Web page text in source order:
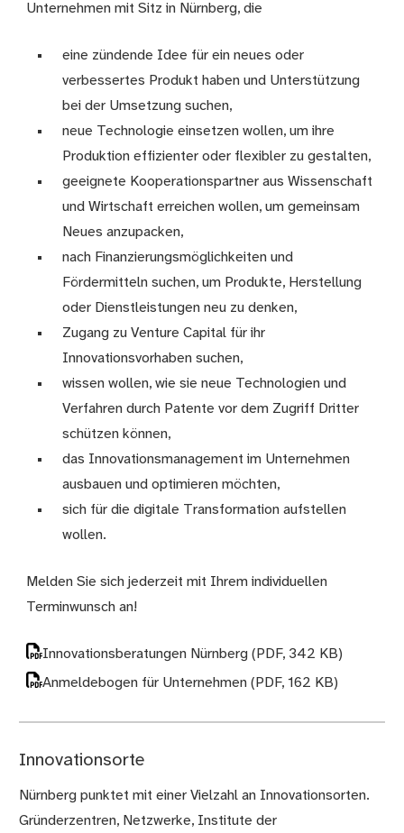
Unternehmen mit Sitz in Nürnberg, die
eine zündende Idee für ein neues oder
verbessertes Produkt haben und Unterstützung
bei der Umsetzung suchen,
neue Technologie einsetzen wollen, um ihre
Produktion effizienter oder flexibler zu gestalten,
geeignete Kooperationspartner aus Wissenschaft
und Wirtschaft erreichen wollen, um gemeinsam
Neues anzupacken,
nach Finanzierungsmöglichkeiten und
Fördermitteln suchen, um Produkte, Herstellung
oder Dienstleistungen neu zu denken,
Zugang zu Venture Capital für ihr
Innovationsvorhaben suchen,
wissen wollen, wie sie neue Technologien und
Verfahren durch Patente vor dem Zugriff Dritter
schützen können,
das Innovationsmanagement im Unternehmen
ausbauen und optimieren möchten,
sich für die digitale Transformation aufstellen
wollen.
Melden Sie sich jederzeit mit Ihrem individuellen
Terminwunsch an!
Innovationsberatungen Nürnberg(PDF, 342 KB)
Anmeldebogen für Unternehmen(PDF, 162 KB)
Innovationsorte
Nürnberg punktet mit einer Vielzahl an Innovationsorten.
Gründerzentren, Netzwerke, Institute der